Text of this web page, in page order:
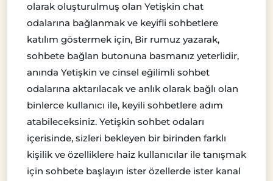
olarak oluşturulmuş olan Yetişkin chat
odalarına bağlanmak ve keyifli sohbetlere
katılım göstermek için, Bir rumuz yazarak,
sohbete bağlan butonuna basmanız yeterlidir,
anında Yetişkin ve cinsel eğilimli sohbet
odalarına aktarılacak ve anlık olarak bağlı olan
binlerce kullanıcı ile, keyili sohbetlere adım
atabileceksiniz. Yetişkin sohbet odaları
içerisinde, sizleri bekleyen bir birinden farklı
kişilik ve özelliklere haiz kullanıcılar ile tanışmak
için sohbete başlayın ister özellerde ister kanal